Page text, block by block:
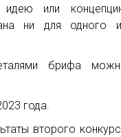
идею или
ни для одного
брифа
года.
второго